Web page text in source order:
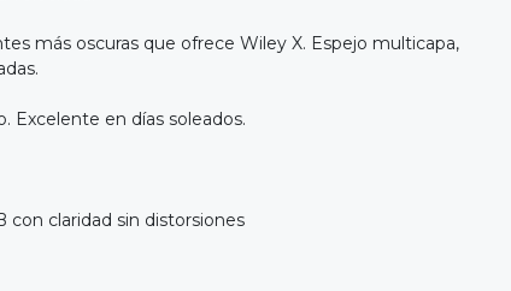
más oscuras que ofrece Wiley X. Espejo multicapa,
Excelente en días soleados.
con claridad sin distorsiones